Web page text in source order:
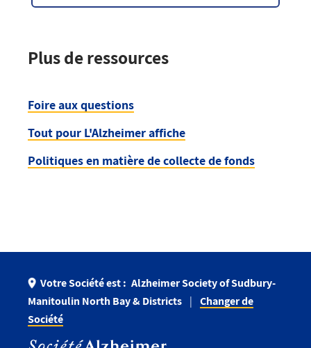
Plus de ressources
Foire aux questions
Tout pour L'Alzheimer affiche
Politiques en matière de collecte de fonds
Votre Société est : Alzheimer Society of Sudbury-
Manitoulin North Bay & Districts
Changer de
Société